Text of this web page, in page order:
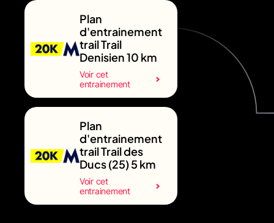
Plan
d'entrainement
trail Trail
Denisien 10 km
Voir cet
entrainement
Plan
d'entrainement
trail Trail des
Ducs (25) 5 km
Voir cet
entrainement